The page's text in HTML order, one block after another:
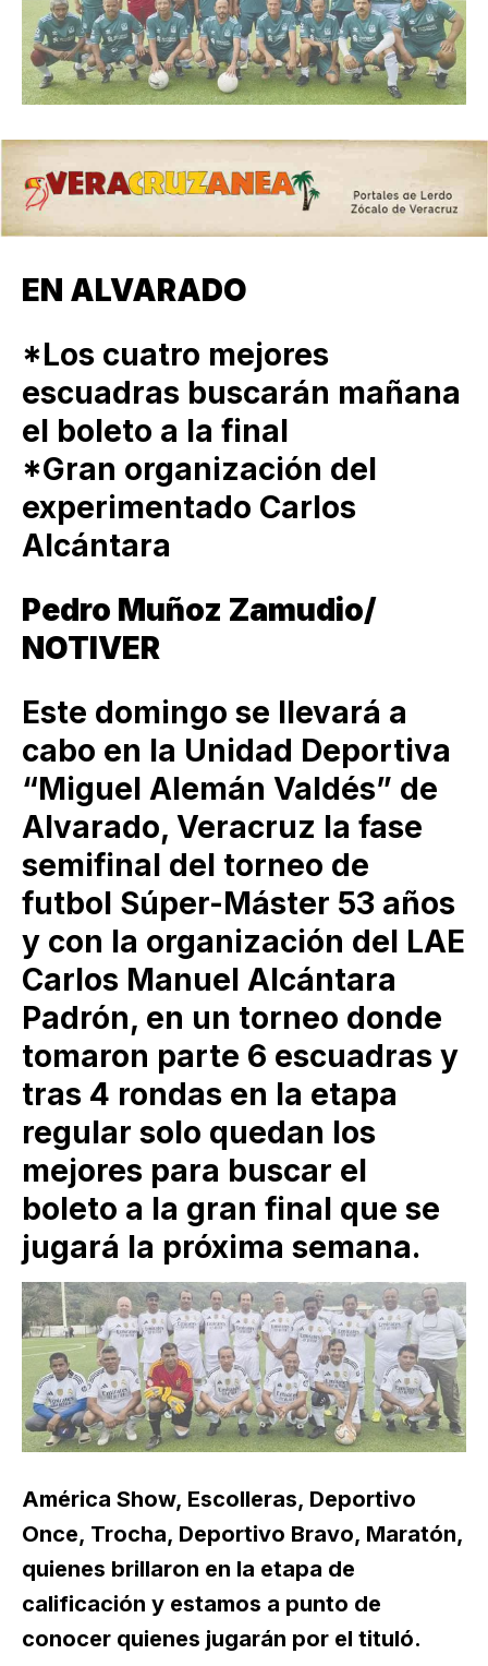
EN ALVARADO
*Los cuatro mejores
escuadras buscarán mañana
el boleto a la final
*Gran organización del
experimentado Carlos
Alcántara
Pedro Muñoz Zamudio/
NOTIVER
Este domingo se llevará a
cabo en la Unidad Deportiva
“Miguel Alemán Valdés” de
Alvarado, Veracruz la fase
semifinal del torneo de
futbol Súper-Máster 53 años
y con la organización del LAE
Carlos Manuel Alcántara
Padrón, en un torneo donde
tomaron parte 6 escuadras y
tras 4 rondas en la etapa
regular solo quedan los
mejores para buscar el
boleto a la gran final que se
jugará la próxima semana.
América Show, Escolleras, Deportivo
Once, Trocha, Deportivo Bravo, Maratón,
quienes brillaron en la etapa de
calificación y estamos a punto de
conocer quienes jugarán por el tituló.